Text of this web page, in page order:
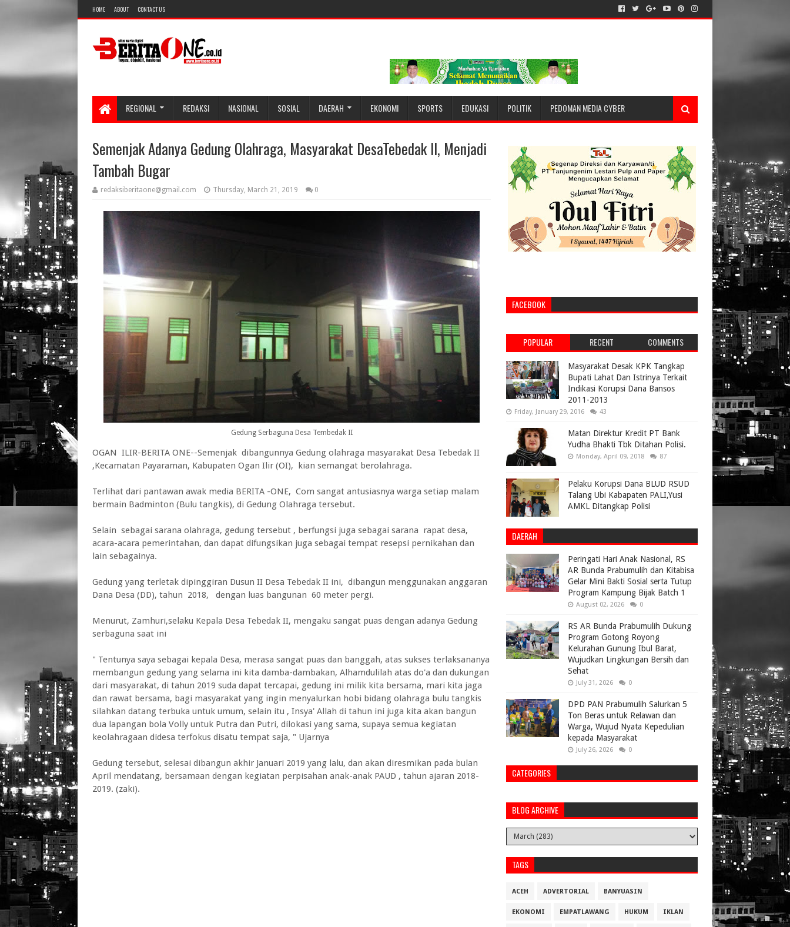
HOME ABOUT CONTACT US
REGIONAL REDAKSI NASIONAL SOSIAL DAERAH EKONOMI SPORTS EDUKASI POLITIK PEDOMAN MEDIA CYBER
Semenjak Adanya Gedung Olahraga, Masyarakat DesaTebedak II, Menjadi
Tambah Bugar
redaksiberitaone@gmail.com Thursday, March 21, 2019 0
Gedung Serbaguna Desa Tembedak II
OGAN ILIR-BERITA ONE--Semenjak dibangunnya Gedung olahraga masyarakat Desa Tebedak II
,Kecamatan Payaraman, Kabupaten Ogan Ilir (OI), kian semangat berolahraga.
Terlihat dari pantawan awak media BERITA -ONE, Com sangat antusiasnya warga setiap malam
bermain Badminton (Bulu tangkis), di Gedung Olahraga tersebut.
Selain sebagai sarana olahraga, gedung tersebut , berfungsi juga sebagai sarana rapat desa,
acara-acara pemerintahan, dan dapat difungsikan juga sebagai tempat resepsi pernikahan dan
lain sebagainya.
Gedung yang terletak dipinggiran Dusun II Desa Tebedak II ini, dibangun menggunakan anggaran
Dana Desa (DD), tahun 2018, dengan luas bangunan 60 meter pergi.
Menurut, Zamhuri,selaku Kepala Desa Tebedak II, mengaku sangat puas dengan adanya Gedung
serbaguna saat ini
" Tentunya saya sebagai kepala Desa, merasa sangat puas dan banggah, atas sukses terlaksananya
membangun gedung yang selama ini kita damba-dambakan, Alhamdulilah atas do'a dan dukungan
dari masyarakat, di tahun 2019 suda dapat tercapai, gedung ini milik kita bersama, mari kita jaga
dan rawat bersama, bagi masyarakat yang ingin menyalurkan hobi bidang olahraga bulu tangkis
silahkan datang terbuka untuk umum, selain itu , Insya' Allah di tahun ini juga kita akan bangun
dua lapangan bola Volly untuk Putra dan Putri, dilokasi yang sama, supaya semua kegiatan
keolahragaan didesa terfokus disatu tempat saja, " Ujarnya
Gedung tersebut, selesai dibangun akhir Januari 2019 yang lalu, dan akan diresmikan pada bulan
April mendatang, bersamaan dengan kegiatan perpisahan anak-anak PAUD , tahun ajaran 2018-
2019. (zaki).
FACEBOOK
POPULAR RECENT COMMENTS
Masyarakat Desak KPK Tangkap
Bupati Lahat Dan Istrinya Terkait
Indikasi Korupsi Dana Bansos
2011-2013
Friday, January 29, 2016 43
Matan Direktur Kredit PT Bank
Yudha Bhakti Tbk Ditahan Polisi.
Monday, April 09, 2018 87
Pelaku Korupsi Dana BLUD RSUD
Talang Ubi Kabapaten PALI,Yusi
AMKL Ditangkap Polisi
DAERAH
Peringati Hari Anak Nasional, RS
AR Bunda Prabumulih dan Kitabisa
Gelar Mini Bakti Sosial serta Tutup
Program Kampung Bijak Batch 1
August 02, 2026 0
RS AR Bunda Prabumulih Dukung
Program Gotong Royong
Kelurahan Gunung Ibul Barat,
Wujudkan Lingkungan Bersih dan
Sehat
July 31, 2026 0
DPD PAN Prabumulih Salurkan 5
Ton Beras untuk Relawan dan
Warga, Wujud Nyata Kepedulian
kepada Masyarakat
July 26, 2026 0
CATEGORIES
BLOG ARCHIVE
TAGS
ACEH ADVERTORIAL BANYUASIN
EKONOMI EMPATLAWANG HUKUM IKLAN